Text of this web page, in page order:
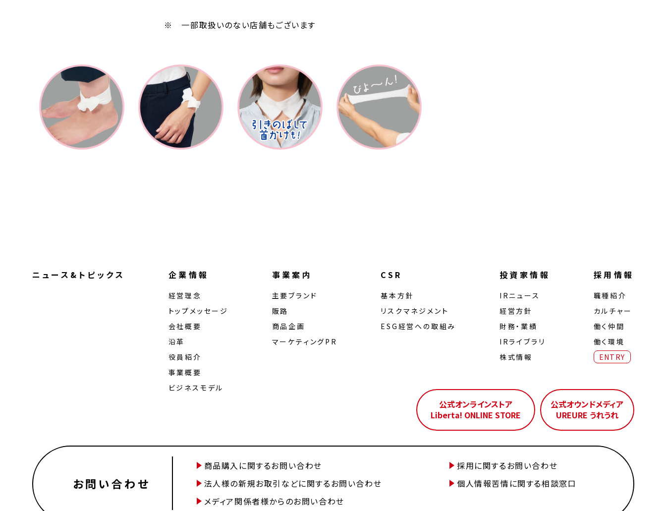
※ 一部取扱いのない店舗もございます
ニュース&トピックス 企業情報
経営理念
トップメッセージ
会社概要
沿革
役員紹介
事業概要
ビジネスモデル
事業案内
主要ブランド
販路
商品企画
マーケティングPR
CSR
基本方針
リスクマネジメント
ESG経営への取組み
投資家情報
IRニュース
経営⽅針
財務・業績
IRライブラリ
株式情報
採用情報
職種紹介
カルチャー
働く仲間
働く環境
ENTRY
公式オンラインストア
Liberta! ONLINE STORE
公式オウンドメディア
UREURE うれうれ
お問い合わせ
商品購入に関するお問い合わせ
採用に関するお問い合わせ
法人様の新規お取引などに関するお問い合わせ
個人情報苦情に関する相談窓口
メディア関係者様からのお問い合わせ